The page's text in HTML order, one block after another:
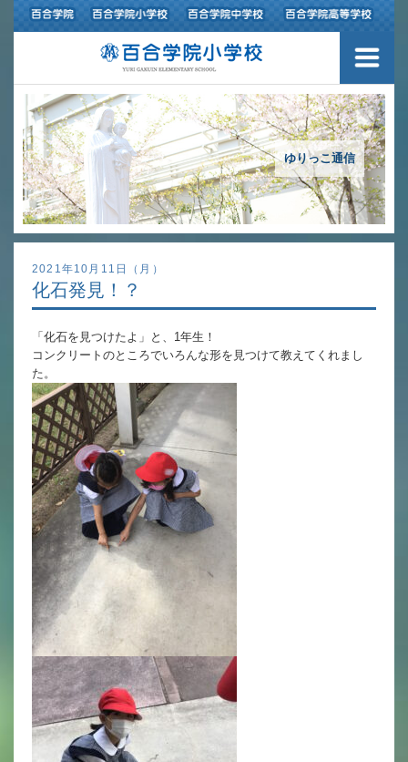
ゆりっこ通信
2021年10月11日（月）
化石発見！？
「化石を見つけたよ」と、1年生！
コンクリートのところでいろんな形を見つけて教えてくれまし
た。
３つの豊かさ・沿革
施設紹介
アクセスマップ
制服紹介
スクールバス運行
授業の特色
教育の特色
英語力の向上
体育と食育
クラブ活動
委員会
All in School
学校感染症に関する 報告書・登校